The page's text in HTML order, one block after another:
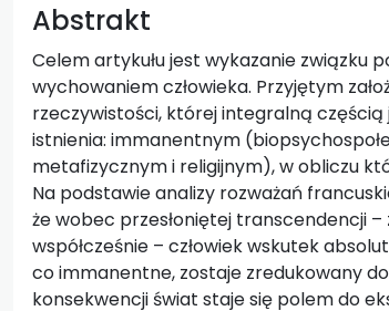
Abstrakt
Celem artykułu jest wykazanie związku
wychowaniem człowieka. Przyjętym
rzeczywistości, której integralną
istnienia: immanentnym
metafizycznym i religijnym), w obliczu
Na podstawie analizy rozważań
że wobec przesłoniętej transcendencji
współcześnie – człowiek wskutek
co immanentne, zostaje zredukowany
konsekwencji świat staje się polem do